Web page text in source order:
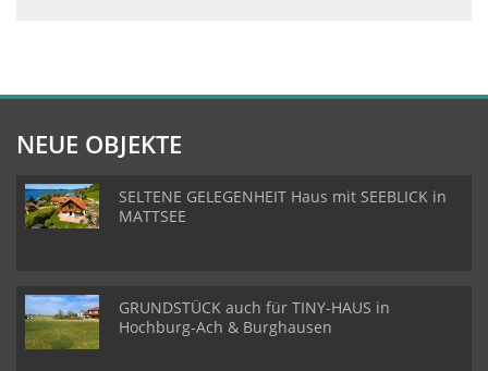
NEUE OBJEKTE
SELTENE GELEGENHEIT Haus mit SEEBLICK in
MATTSEE
GRUNDSTÜCK auch für TINY-HAUS in
Hochburg-Ach & Burghausen